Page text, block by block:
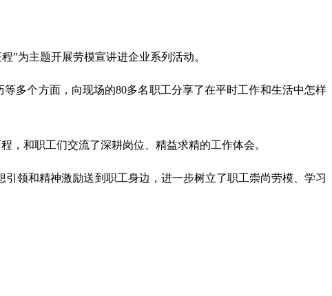
为主题开展劳模宣讲进企业系列活动。
多个方面，向现场的80多名职工分享了在平时工作和生活中怎样
和职工们交流了深耕岗位、精益求精的工作体会。
领和精神激励送到职工身边，进一步树立了职工崇尚劳模、学习